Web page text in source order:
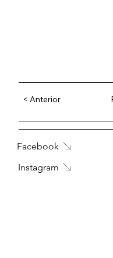
< Anterior
Facebook
Instagram